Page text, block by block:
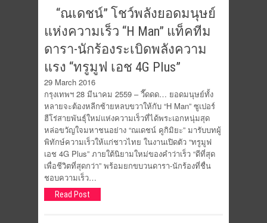
“ณเดชน์” โชว์พลังยอดมนุษย์
แห่งความเร็ว “H Man” แท็คทีม
ดารา-นักร้องระเบิดพลังความ
แรง “ทรูมูฟ เอช 4G Plus”
29 March 2016
กรุงเทพฯ 28 มีนาคม 2559 – วี๊ดดด… ยอดมนุษย์ทั้ง
หลายจะต้องหลีกซ้ายหลบขวาให้กับ “H Man” ซูเปอร์
ฮีโร่สายพันธุ์ใหม่แห่งความเร็วที่ได้พระเอกหนุ่มสุด
หล่อขวัญใจมหาชนอย่าง “ณเดชน์ คูกิมิยะ” มารับบทผู้
พิทักษ์ความเร็วให้แก่ชาวไทย ในงานเปิดตัว “ทรูมูฟ
เอช 4G Plus” ภายใต้นิยามใหม่ของคำว่าเร็ว “ดีที่สุด
เพื่อชีวิตที่สุดกว่า” พร้อมยกขบวนดารา-นักร้องที่ชื่น
ชอบความเร็ว…
Read Post